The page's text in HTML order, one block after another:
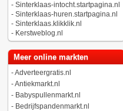
- Sinterklaas-intocht.startpagina.nl
- Sinterklaas-huren.startpagina.nl
- Sinterklaas.klikklik.nl
- Kerstweblog.nl
Meer online markten
-Adverteergratis.nl
-Antiekmarkt.nl
- Babyspullenmarkt.nl
- Bedrijfspandenmarkt.nl